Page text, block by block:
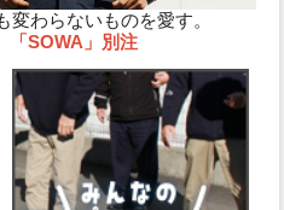
変わらないものを愛す。
「SOWA」別注